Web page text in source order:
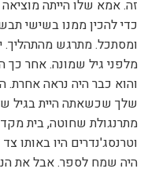
זה. אמא שלו הייתה
כדי להכין ממנו בשישי
ומסתכל. מתרגש מהתהליך.
מלפני גיל שמונה. אחר
והוא כבר היה נראה אחרת.
שלך שכשאתה היית בגיל
מתרנגולת שחוטה, בית
וטרנסג'נדרים היו באותו
היה שמח לספר. אבל את